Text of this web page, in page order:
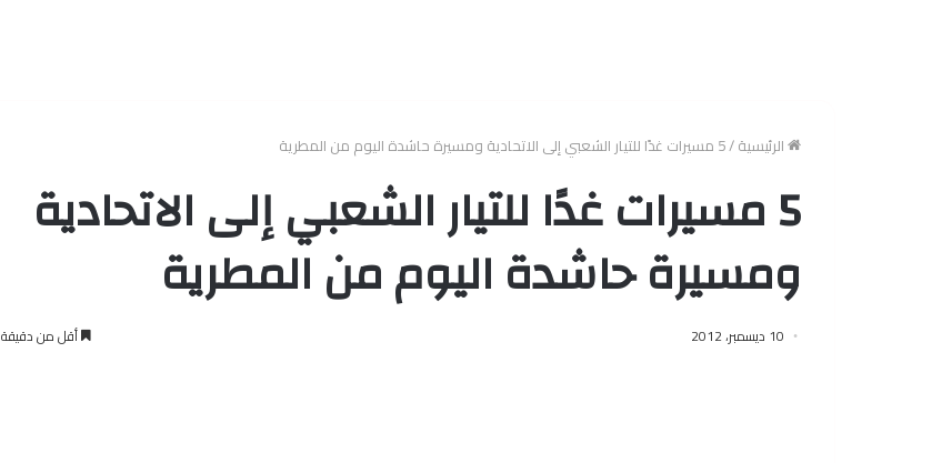
الرئيسية/5 مسيرات غدًا للتيار الشعبي إلى الاتحادية ومسيرة حاشدة اليوم من المطرية
5 مسيرات غدًا للتيار الشعبي إلى الاتحادية
ومسيرة حاشدة اليوم من المطرية
10 ديسمبر، 2012 أقل من دقيقة